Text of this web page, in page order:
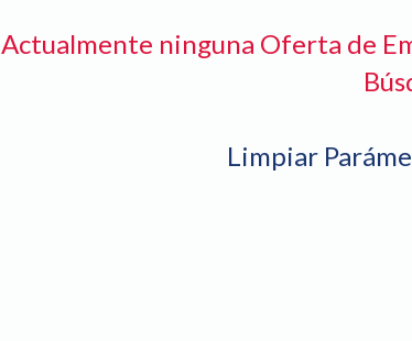
Actualmente ninguna Oferta de
Limpiar